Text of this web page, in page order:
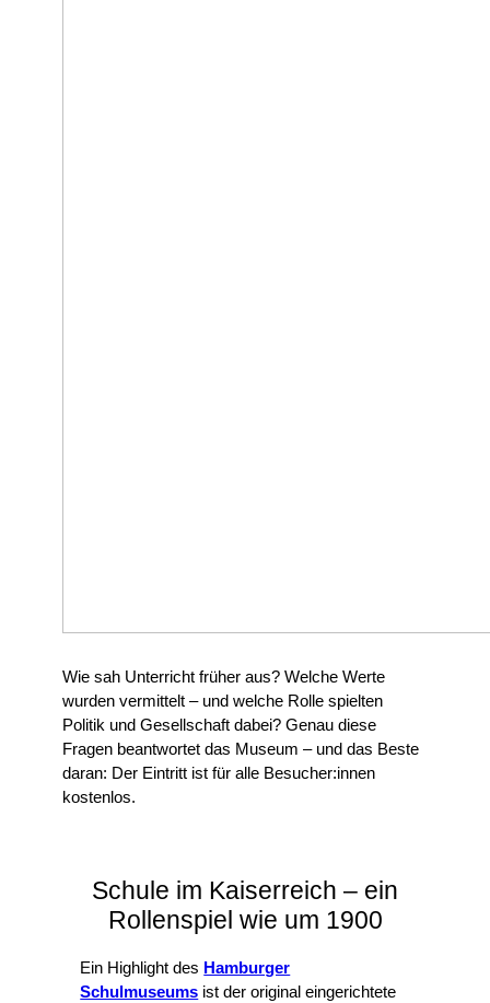
Wie sah Unterricht früher aus? Welche Werte
wurden vermittelt – und welche Rolle spielten
Politik und Gesellschaft dabei? Genau diese
Fragen beantwortet das Museum – und das Beste
daran: Der Eintritt ist für alle Besucher:innen
kostenlos.
Schule im Kaiserreich – ein
Rollenspiel wie um 1900
Ein Highlight des Hamburger
Schulmuseums ist der original eingerichtete